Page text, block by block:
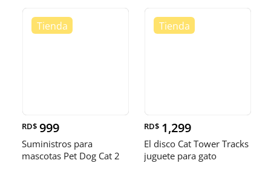
RD$ 999
Suministros para
mascotas Pet Dog Cat 2
RD$ 1,299
El disco Cat Tower Tracks
juguete para gato